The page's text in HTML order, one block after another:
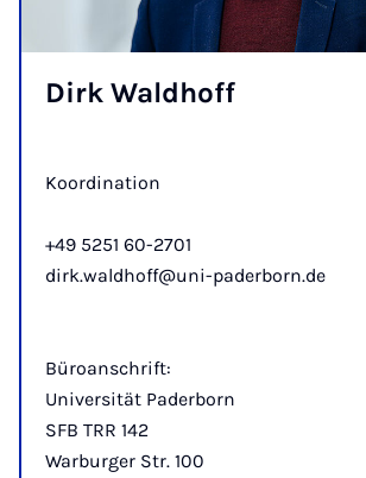
Dirk Wald­hoff
Koordination
+49 5251 60-2701
dirk.waldhoff@uni-paderborn.de
Büroanschrift:
Universität Paderborn
SFB TRR 142
Warburger Str. 100